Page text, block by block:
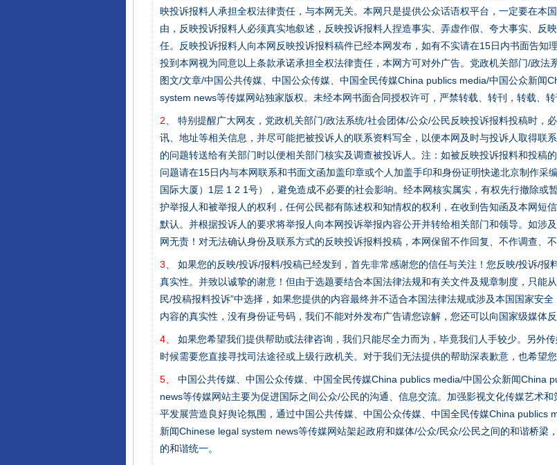
映投诉报料人承担全权法律责任，与本网无关。本网只是提供公众话语权平台，一定要在本
由，反映投诉报料人必须真实地叙述，反映投诉报料人捏造事实、弄虚作假、夸大事实、反
任。反映投诉报料人向本网反映投诉报料稿件已经本网发布，如有不实请在15日内书面告知
投到本网视为同意以上条款承诺承担全权法律责任，本网方可对外广告。党政机关部门/政
图文/文章/中国公共传媒、中国公众传媒、中国全民传媒China publics media/中国公众新闻
system news等传媒网站独家版权。未经本网书面合同授权许可，严禁转载、转刊，转载、转
2、
特别提醒广大网友，党政机关部门/政法系统/社会团体/公众/公民反映投诉报料投稿时，
讯、地址等相关信息，并尽可能把被投诉人的联系资料写全，以便本网及时与投诉人取得联
的问题转送给有关部门时以便相关部门核实及调查被投诉人。注：如被反映投诉报料和投稿
问题请在15日内与本网联系和书面文函加盖印章或个人加盖手印和身份证明快递北京制作采
国际大厦）1层 1 2 1号），避免造成不必要的社会影响。经本网核实属实，有权先行撤除或
护举报人和被举报人的权利，任何公民都有陈述权和知情权的权利，在收到告知函及本网短
默认。并根据投诉人的要求将举报人向本网投诉举报内容公开并转给相关部门和领导。如涉
网无责！对无法确认身份及联系方式的反映投诉报料投稿，本网保留不作回复、不作调查、不
3、
如果您的反映/投诉/报料/投稿已经发到，首先非常感谢您的信任与关注！您反映/投诉/报
真实性。并致以诚挚的谢意！但由于选题要结合本国法律法规和有关文件及规章制度，只能
民/投稿报料投诉”中选择，如果您提供的内容最终并不适合本国法律法规或涉及本国国家安
内容的真实性，没有身份证号码，我们不能对外发布广告请您谅解，您还可以向国家级媒体
4、
如果您希望我们提供帮助或法律咨询，我们只能尽全力而为，毕竟我们人手较少。另外
时候需要您直接寻找司法途径或上级行政机关。对于我们无法提供的帮助深表歉意，也希望
5、
中国公共传媒、中国公众传媒、中国全民传媒China publics media/中国公众新闻China
news等传媒网站主要为促进国际之间公众/公民的沟通、信息交流。加强影视文化传媒艺术
平发展营造良好舆论氛围，通过中国公共传媒、中国公众传媒、中国全民传媒China publics
新闻Chinese legal system news等传媒网站架起政府和媒体/公众/民众/公民之间的和谐桥梁
的和谐统一。
这是一记警钟！ 谢谢有你温暖了四季
在谋一域中谋全局
今年投资意愿榜揭晓
习近平的博鳌关键词
魏明亮严重违纪违法案透视